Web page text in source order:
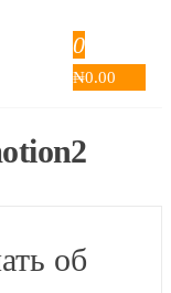
0
₦0.00
об